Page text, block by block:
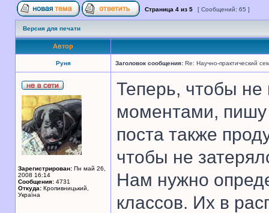
Страница 4 из 5 [ Сообщений: 65 ]
Версия для печати
Автор
Руня Заголовок сообщения: Re: Научно-практический
Зарегистрирован: Пн май 26,
2008 16:14
Сообщения: 4731
Откуда: Кропивницький,
Україна
Теперь, чтобы не
моментами,
поста также
чтобы не
Нам нужно
классов. Их в